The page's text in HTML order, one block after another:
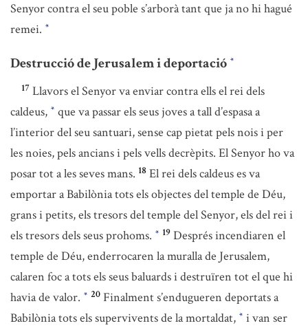
Senyor contra el seu poble s’arborà tant que ja no hi hagué
remei. *
Destrucció de Jerusalem i deportació *
17 Llavors el Senyor va enviar contra ells el rei dels
caldeus, * que va passar els seus joves a tall d’espasa a
l’interior del seu santuari, sense cap pietat pels nois i per
les noies, pels ancians i pels vells decrèpits. El Senyor ho va
posar tot a les seves mans. 18 El rei dels caldeus es va
emportar a Babilònia tots els objectes del temple de Déu,
grans i petits, els tresors del temple del Senyor, els del rei i
els tresors dels seus prohoms. * 19 Després incendiaren el
temple de Déu, enderrocaren la muralla de Jerusalem,
calaren foc a tots els seus baluards i destruïren tot el que hi
havia de valor. * 20 Finalment s’endugueren deportats a
Babilònia tots els supervivents de la mortaldat, * i van ser